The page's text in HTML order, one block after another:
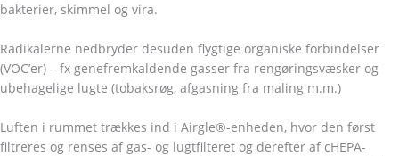
bakterier, skimmel og vira.
Radikalerne nedbryder desuden flygtige organiske forbindelser
(VOC’er) – fx genefremkaldende gasser fra rengøringsvæsker og
ubehagelige lugte (tobaksrøg, afgasning fra maling m.m.)
Luften i rummet trækkes ind i Airgle®-enheden, hvor den først
filtreres og renses af gas- og lugtfilteret og derefter af cHEPA-